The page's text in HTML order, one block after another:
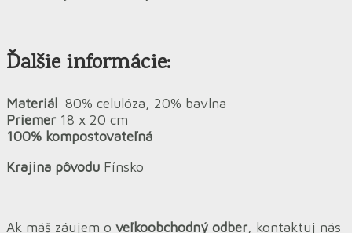
Ďalšie informácie:
Materiál 80% celulóza, 20% bavlna
Priemer 18 x 20 cm
100% kompostovateľná
Krajina pôvodu Fínsko
Ak máš záujem o veľkoobchodný odber, kontaktuj nás